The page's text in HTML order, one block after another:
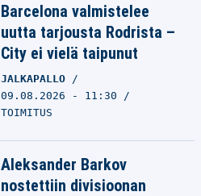
Barcelona valmistelee
uutta tarjousta Rodrista –
City ei vielä taipunut
JALKAPALLO
09.08.2026 - 11:30
TOIMITUS
Aleksander Barkov
nostettiin divisioonan